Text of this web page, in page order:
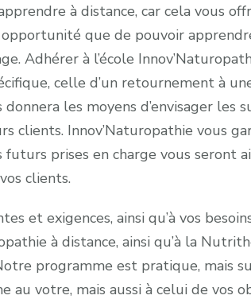
à distance, car cela vous
que de pouvoir
Adhérer à l’école
celle d’un retournement à
les moyens d’envisager
clients. Innov’Naturopathie vous
prises en charge vous seront
clients.
et exigences, ainsi qu’à vos
à distance, ainsi qu’à la
programme est pratique, mais
au votre, mais aussi à celui de vos